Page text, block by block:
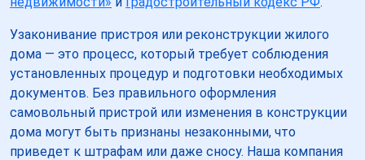
Узаконивание пристроя или реконструкции жилого
дома — это процесс, который требует соблюдения
установленных процедур и подготовки необходимых
документов. Без правильного оформления
самовольный пристрой или изменения в конструкции
дома могут быть признаны незаконными, что
приведет к штрафам или даже сносу. Наша компания